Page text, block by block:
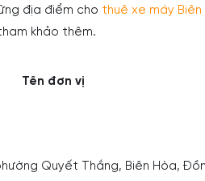
địa điểm cho thuê xe máy
khảo thêm.
Tên đơn vị
Quyết Thắng, Biên Hòa,